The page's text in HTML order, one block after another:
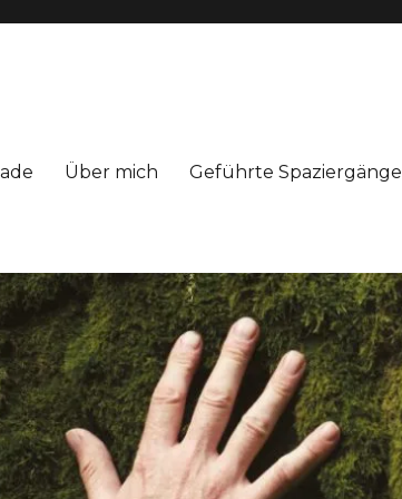
Über mich Geführte Spaziergänge